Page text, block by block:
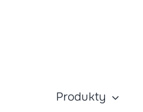
Produkty